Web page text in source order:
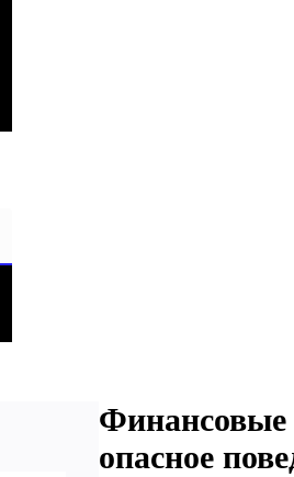
Финансовые
опасное